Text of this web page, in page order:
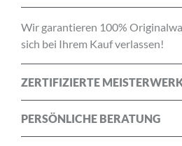
Wir garantieren 100%
sich bei Ihrem Kauf verlassen!
ZERTIFIZIERTE
PERSÖNLICHE BERATUNG